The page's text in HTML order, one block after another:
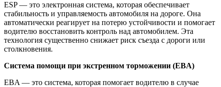
ESP — это электронная система, которая обеспечивает
стабильность и управляемость автомобиля на дороге. Она
автоматически реагирует на потерю устойчивости и помогает
водителю восстановить контроль над автомобилем. Эта
технология существенно снижает риск съезда с дороги или
столкновения.
Система помощи при экстренном торможении (EBA)
EBA — это система, которая помогает водителю в случае